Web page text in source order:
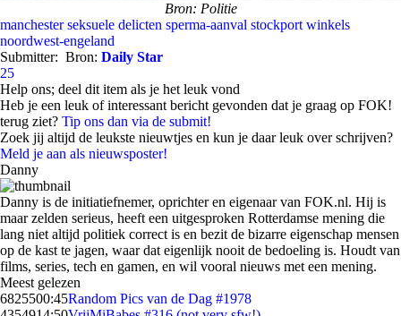
Bron: Politie
manchester seksuele delicten sperma-aanval stockport winkels
noordwest-engeland
Submitter: Bron: Daily Star
25
Help ons; deel dit item als je het leuk vond
Heb je een leuk of interessant bericht gevonden dat je graag op FOK!
terug ziet? Tip ons dan via de submit!
Zoek jij altijd de leukste nieuwtjes en kun je daar leuk over schrijven?
Meld je aan als nieuwsposter!
Danny
Danny is de initiatiefnemer, oprichter en eigenaar van FOK.nl. Hij is
maar zelden serieus, heeft een uitgesproken Rotterdamse mening die
lang niet altijd politiek correct is en bezit de bizarre eigenschap mensen
op de kast te jagen, waar dat eigenlijk nooit de bedoeling is. Houdt van
films, series, tech en gamen, en wil vooral nieuws met een mening.
Meest gelezen
6825500:45Random Pics van de Dag #1978